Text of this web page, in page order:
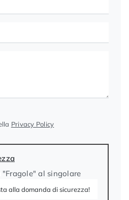
Privacy Policy
"Fragole" al singolare